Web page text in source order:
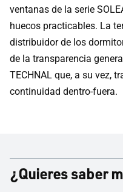
ventanas de la serie
huecos practicables. La
distribuidor de los
de la transparencia
TECHNAL que, a su vez,
continuidad dentro-fuera.
¿Quieres saber